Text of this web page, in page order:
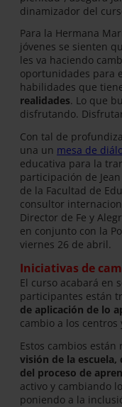
dinamizador del
Para la Hermana
jóvenes se sienten
les va haciendo
oportunidades para
habilidades que
realidades. Lo que
disfrutando.
Con tal de
una un mesa de
educativa para la
participación de
de la Facultad de
consultor
Director de Fe y
en conjunto con la
viernes 26 de abril.
Iniciativas de
El curso acabará en
participantes están
de aplicación de lo
cambio a los
Estos cambios están
visión de la
del proceso de
activo y cambiando
poniendo a la